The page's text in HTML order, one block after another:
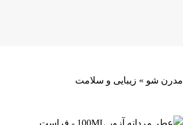
مدرن شو » زیبایی و سلامت